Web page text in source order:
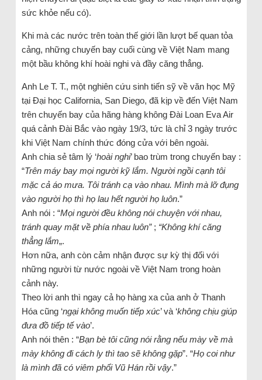
sức khỏe nếu có).
Khi mà các nước trên toàn thế giới lần lượt bế quan tỏa
cảng, những chuyến bay cuối cùng về Việt Nam mang
một bầu không khí hoài nghi và đầy căng thẳng.
Anh Le T. T., một nghiên cứu sinh tiến sỹ về văn học Mỹ
tại Đại học California, San Diego, đã kịp về đến Việt Nam
trên chuyến bay của hãng hàng không Đài Loan Eva Air
quá cảnh Đài Bắc vào ngày 19/3, tức là chỉ 3 ngày trước
khi Việt Nam chính thức đóng cửa với bên ngoài.
Anh chia sẻ tâm lý ‘hoài nghi’ bao trùm trong chuyến bay :
“Trên máy bay mọi người kỹ lắm. Người ngồi cạnh tôi
mặc cả áo mưa. Tôi tránh cạ vào nhau. Mình mà lỡ đụng
vào người họ thì họ lau hết người họ luôn.”
Anh nói : “Mọi người đều không nói chuyện với nhau,
tránh quay mặt về phía nhau luôn” ; “Không khí căng
thẳng lắm„.
Hơn nữa, anh còn cảm nhận được sự kỳ thị đối với
những người từ nước ngoài về Việt Nam trong hoàn
cảnh này.
Theo lời anh thì ngay cả họ hàng xa của anh ở Thanh
Hóa cũng ‘ngại không muốn tiếp xúc’ và ‘không chịu giúp
đưa đồ tiếp tế vào’.
Anh nói thên : “Bạn bè tôi cũng nói rằng nếu mày về mà
mày không đi cách ly thì tao sẽ không gặp”. “Họ coi như
là mình đã có viêm phổi Vũ Hán rồi vậy.”